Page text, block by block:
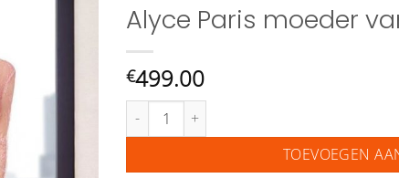
Alyce Paris moeder
€499.00
Alyce Paris moeder van de bruid jurk aantal
TOEVOEGEN